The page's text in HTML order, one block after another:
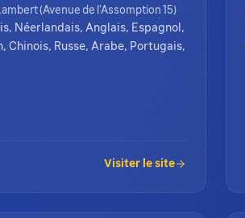
(Avenue de l'Assomption 15)
Néerlandais, Anglais, Espagnol,
Chinois, Russe, Arabe, Portugais,
Visiter le site